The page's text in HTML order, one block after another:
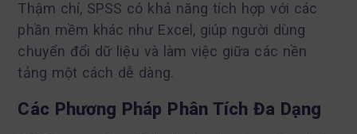
Thậm chí, SPSS có khả năng tích hợp với các
phần mềm khác như Excel, giúp người dùng
chuyển đổi dữ liệu và làm việc giữa các nền
tảng một cách dễ dàng.
Các Phương Pháp Phân Tích Đa Dạng